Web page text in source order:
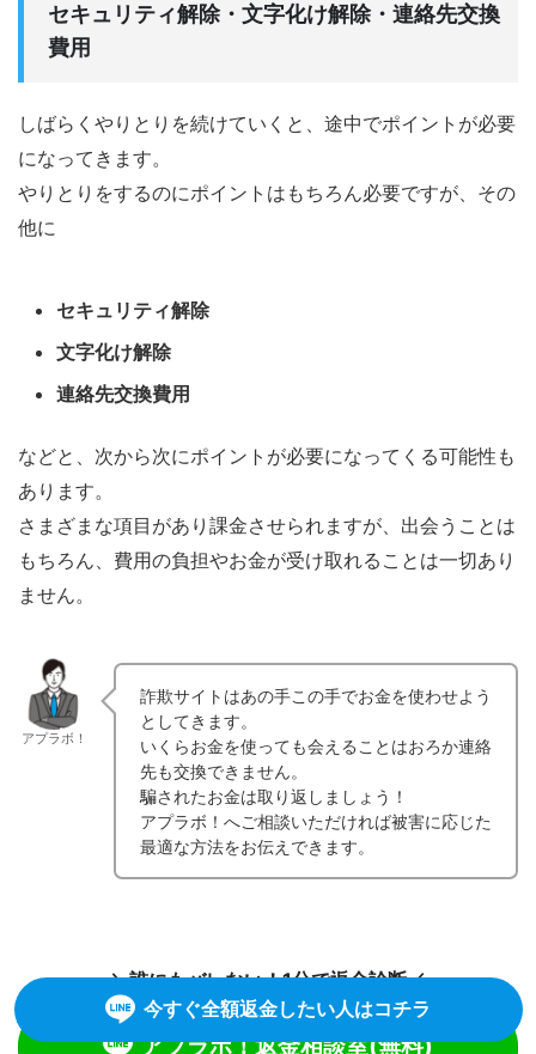
セキュリティ解除・文字化け解除・連絡先交換
費用
しばらくやりとりを続けていくと、途中でポイントが必要
になってきます。
やりとりをするのにポイントはもちろん必要ですが、その
他に
セキュリティ解除
文字化け解除
連絡先交換費用
などと、次から次にポイントが必要になってくる可能性も
あります。
さまざまな項目があり課金させられますが、出会うことは
もちろん、費用の負担やお金が受け取れることは一切あり
ません。
アプラボ！
詐欺サイトはあの手この手でお金を使わせよう
としてきます。
いくらお金を使っても会えることはおろか連絡
先も交換できません。
騙されたお金は取り返しましょう！
アプラボ！へご相談いただければ被害に応じた
最適な方法をお伝えできます。
＼誰にもバレない！1分で返金診断／
アプラボ！返金相談室(無料)
今すぐ全額返金したい人はコチラ